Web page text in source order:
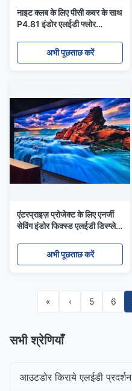
नाइट क्लब के लिए पीसी कवर के साथ
P4.81 इंडोर एलईडी फ्लोर
अभी पूछताछ करें
एंटरप्राइज़ प्रोजेक्ट के लिए एनर्जी
सेविंग इंडोर फिक्स्ड एलईडी डिस्प्ले
अभी पूछताछ करें
« ‹ 5 6
सभी श्रेणियाँ
आउटडोर किराये एलईडी प्रदर्शन